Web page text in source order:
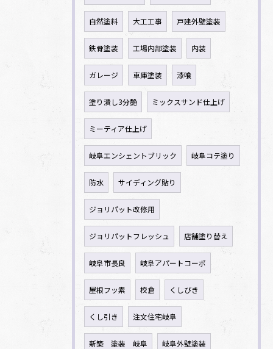
自然塗料 大工工事 戸建外壁塗装
鉄骨塗装 工場内部塗装 内装
ガレージ 車庫塗装 漆喰
塗り潰し3分艶 ミックスサンド仕上げ
ミーティア仕上げ
岐阜エンシェントブリック 岐阜コテ塗り
防水 サイディング貼り
ジョリパット改修用
ジョリパットフレッシュ 店舗塗り替え
岐阜市長良 岐阜アパートコーポ
屋根フッ素 校倉 くしびき
くし引き 注文住宅岐阜
新築 塗装 岐阜 岐阜外壁塗装